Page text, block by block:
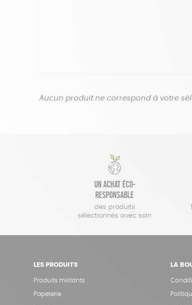
Aucun produit ne correspond à votre
Un achat éco-
responsable
des produits
sélectionnés avec soin
LES PRODUITS
Produits militants
Papeterie
LA